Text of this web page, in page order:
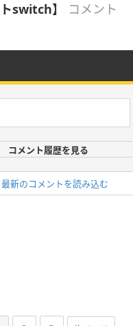
switch】
コメント
コメント履歴を見る
最新のコメントを読み込む